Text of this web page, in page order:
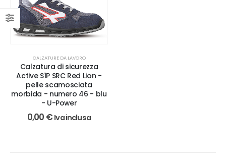
CALZATURE DA LAVORO
Calzatura di sicurezza
Active S1P SRC Red Lion -
pelle scamosciata
morbida - numero 46 - blu
- U-Power
0,00 € Iva inclusa